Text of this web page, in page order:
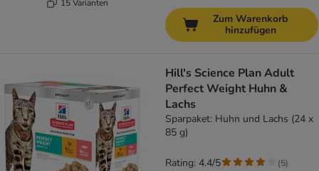
15 Varianten
Zum Warenkorb
hinzufügen
Hill's Science Plan Adult
Perfect Weight Huhn &
Lachs
Sparpaket: Huhn und Lachs (24 x
85 g)
Rating: 4.4/5 (5)